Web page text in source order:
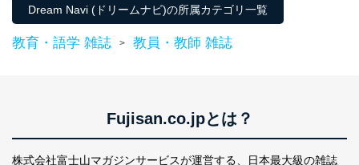
Dream Navi (ドリームナビ)の所属カテゴリ一覧
教育・語学 雑誌 > 教員・教師 雑誌
Fujisan.co.jpとは？
株式会社富士山マガジンサービスが運営する、
日本最大級の雑誌